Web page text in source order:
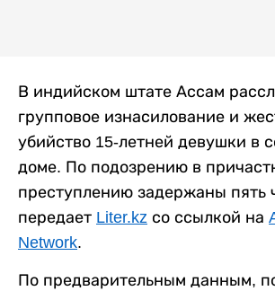
В индийском штате Ассам
групповое изнасилование и
убийство 15-летней девушки в
доме. По подозрению в
преступлению задержаны пять
передает Liter.kz со ссылкой на
Network.
По предварительным данным,